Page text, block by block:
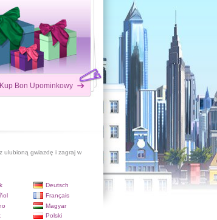
Kup Bon Upominkowy
ulubioną gwiazdę i zagraj w
Deutsch
Français
Magyar
Polski